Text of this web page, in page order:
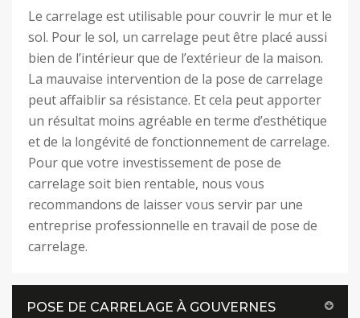
Le carrelage est utilisable pour couvrir le mur et le
sol. Pour le sol, un carrelage peut être placé aussi
bien de l’intérieur que de l’extérieur de la maison.
La mauvaise intervention de la pose de carrelage
peut affaiblir sa résistance. Et cela peut apporter
un résultat moins agréable en terme d’esthétique
et de la longévité de fonctionnement de carrelage.
Pour que votre investissement de pose de
carrelage soit bien rentable, nous vous
recommandons de laisser vous servir par une
entreprise professionnelle en travail de pose de
carrelage.
POSE DE CARRELAGE À GOUVERNES